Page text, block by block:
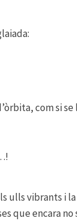
com si
ulls vibrants i
que encara no